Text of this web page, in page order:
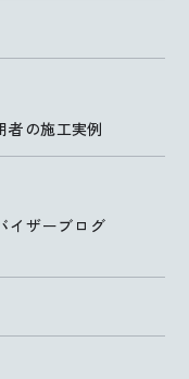
者の施工実例
イザーブログ